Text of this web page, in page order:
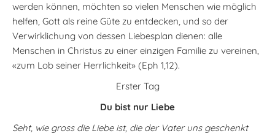
werden können, möchten so vielen Menschen wie möglich
helfen, Gott als reine Güte zu entdecken, und so der
Verwirklichung von dessen Liebesplan dienen: alle
Menschen in Christus zu einer einzigen Familie zu vereinen,
«zum Lob seiner Herrlichkeit» (Eph 1,12).
Erster Tag
Du bist nur Liebe
Seht, wie gross die Liebe ist, die der Vater uns geschenkt